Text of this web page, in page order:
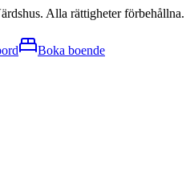
. Alla rättigheter förbehållna.
Boka boende